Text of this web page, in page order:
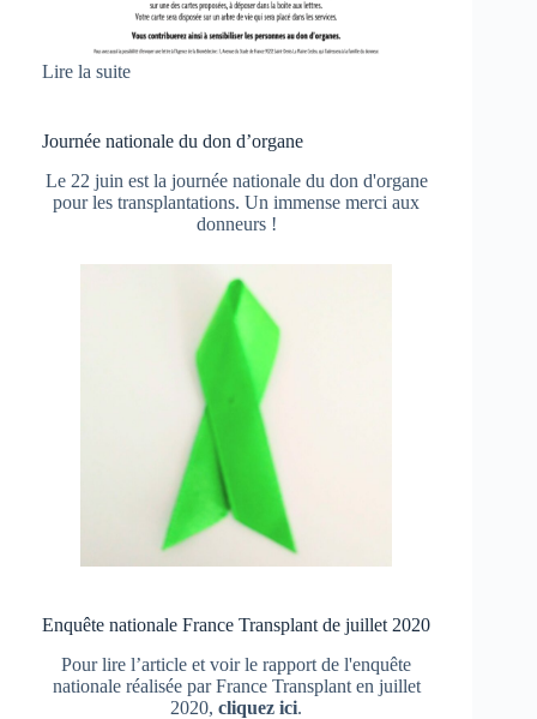
Lire la suite
Journée nationale du don d’organe
Le 22 juin est la journée nationale du don d'organe
pour les transplantations. Un immense merci aux
donneurs !
Enquête nationale France Transplant de juillet 2020
Pour lire l’article et voir le rapport de l'enquête
nationale réalisée par France Transplant en juillet
2020,cliquez ici.